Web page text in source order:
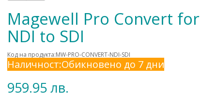
Magewell Pro Convert for
NDI to SDI
Код на продукта:MW-PRO-CONVERT-NDI-SDI
Наличност:Обикновено до 7 дни
959.95 лв.